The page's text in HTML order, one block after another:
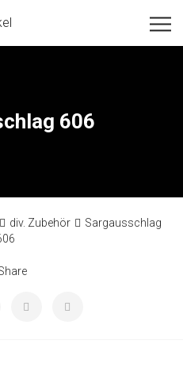
606
div. Zubehör
Sargausschlag